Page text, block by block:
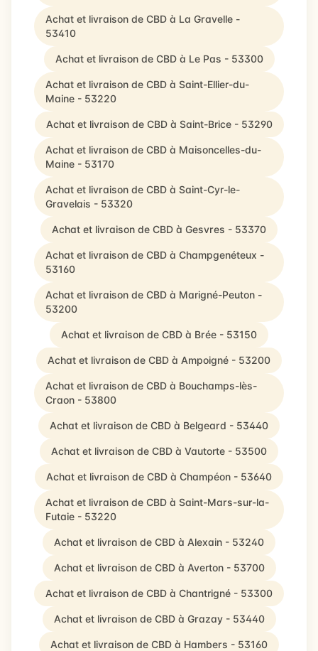
Achat et livraison de CBD à La Gravelle -
53410
Achat et livraison de CBD à Le Pas - 53300
Achat et livraison de CBD à Saint-Ellier-du-
Maine - 53220
Achat et livraison de CBD à Saint-Brice - 53290
Achat et livraison de CBD à Maisoncelles-du-
Maine - 53170
Achat et livraison de CBD à Saint-Cyr-le-
Gravelais - 53320
Achat et livraison de CBD à Gesvres - 53370
Achat et livraison de CBD à Champgenéteux -
53160
Achat et livraison de CBD à Marigné-Peuton -
53200
Achat et livraison de CBD à Brée - 53150
Achat et livraison de CBD à Ampoigné - 53200
Achat et livraison de CBD à Bouchamps-lès-
Craon - 53800
Achat et livraison de CBD à Belgeard - 53440
Achat et livraison de CBD à Vautorte - 53500
Achat et livraison de CBD à Champéon - 53640
Achat et livraison de CBD à Saint-Mars-sur-la-
Futaie - 53220
Achat et livraison de CBD à Alexain - 53240
Achat et livraison de CBD à Averton - 53700
Achat et livraison de CBD à Chantrigné - 53300
Achat et livraison de CBD à Grazay - 53440
Achat et livraison de CBD à Hambers - 53160